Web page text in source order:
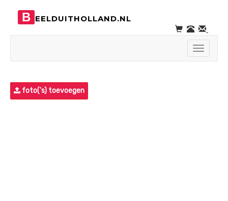
B EELDUITHOLLAND.NL
Toggle
foto('s) toevoegen